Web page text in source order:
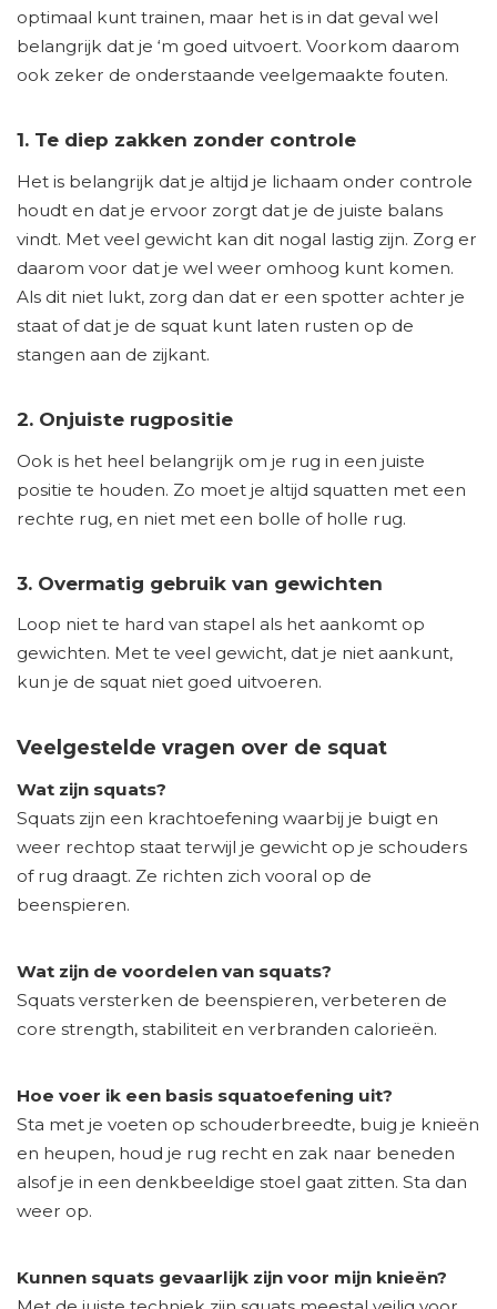
optimaal kunt trainen, maar het is in dat geval wel
belangrijk dat je ‘m goed uitvoert. Voorkom daarom
ook zeker de onderstaande veelgemaakte fouten.
1. Te diep zakken zonder controle
Het is belangrijk dat je altijd je lichaam onder controle
houdt en dat je ervoor zorgt dat je de juiste balans
vindt. Met veel gewicht kan dit nogal lastig zijn. Zorg er
daarom voor dat je wel weer omhoog kunt komen.
Als dit niet lukt, zorg dan dat er een spotter achter je
staat of dat je de squat kunt laten rusten op de
stangen aan de zijkant.
2. Onjuiste rugpositie
Ook is het heel belangrijk om je rug in een juiste
positie te houden. Zo moet je altijd squatten met een
rechte rug, en niet met een bolle of holle rug.
3. Overmatig gebruik van gewichten
Loop niet te hard van stapel als het aankomt op
gewichten. Met te veel gewicht, dat je niet aankunt,
kun je de squat niet goed uitvoeren.
Veelgestelde vragen over de squat
Wat zijn squats?
Squats zijn een krachtoefening waarbij je buigt en
weer rechtop staat terwijl je gewicht op je schouders
of rug draagt. Ze richten zich vooral op de
beenspieren.
Wat zijn de voordelen van squats?
Squats versterken de beenspieren, verbeteren de
core strength, stabiliteit en verbranden calorieën.
Hoe voer ik een basis squatoefening uit?
Sta met je voeten op schouderbreedte, buig je knieën
en heupen, houd je rug recht en zak naar beneden
alsof je in een denkbeeldige stoel gaat zitten. Sta dan
weer op.
Kunnen squats gevaarlijk zijn voor mijn knieën?